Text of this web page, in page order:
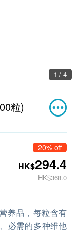
2 / 4
粒)
20% off
HK$294.4
HK$368.0
养品，每粒含有
必需的多种维他